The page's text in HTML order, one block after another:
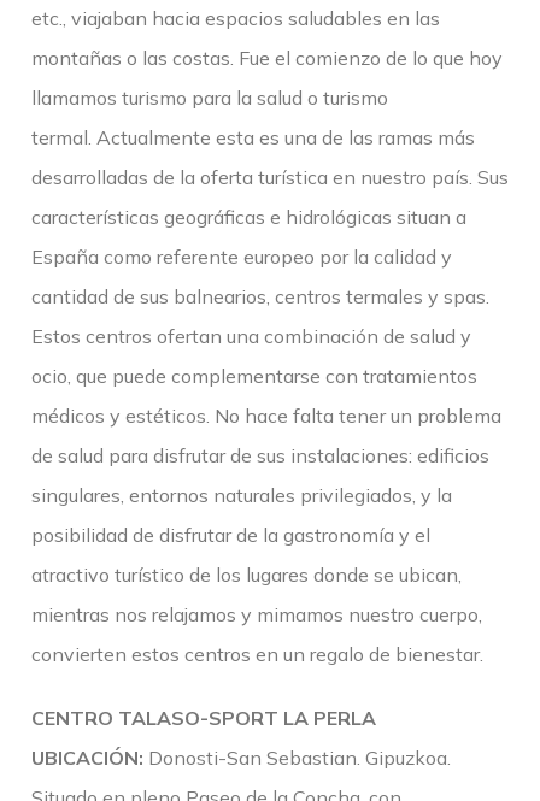
etc., viajaban hacia espacios saludables en las
montañas o las costas. Fue el comienzo de lo que hoy
llamamos turismo para la salud o turismo
termal. Actualmente esta es una de las ramas más
desarrolladas de la oferta turística en nuestro país. Sus
características geográficas e hidrológicas situan a
España como referente europeo por la calidad y
cantidad de sus balnearios, centros termales y spas.
Estos centros ofertan una combinación de salud y
ocio, que puede complementarse con tratamientos
médicos y estéticos. No hace falta tener un problema
de salud para disfrutar de sus instalaciones: edificios
singulares, entornos naturales privilegiados, y la
posibilidad de disfrutar de la gastronomía y el
atractivo turístico de los lugares donde se ubican,
mientras nos relajamos y mimamos nuestro cuerpo,
convierten estos centros en un regalo de bienestar.
CENTRO TALASO-SPORT LA PERLA
UBICACIÓN: Donosti-San Sebastian. Gipuzkoa.